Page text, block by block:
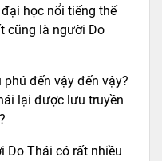
học nổi tiếng thế
cũng là người Do
đến vậy đến vậy?
lại được lưu truyền
Do Thái có rất nhiều